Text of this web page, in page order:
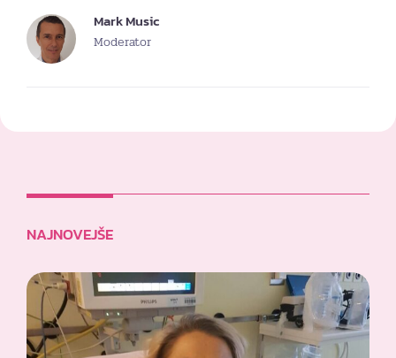
Mark Music
Moderator
NAJNOVEJŠE